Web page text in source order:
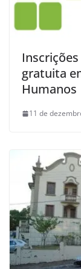
gratuita
Humanos
11 de